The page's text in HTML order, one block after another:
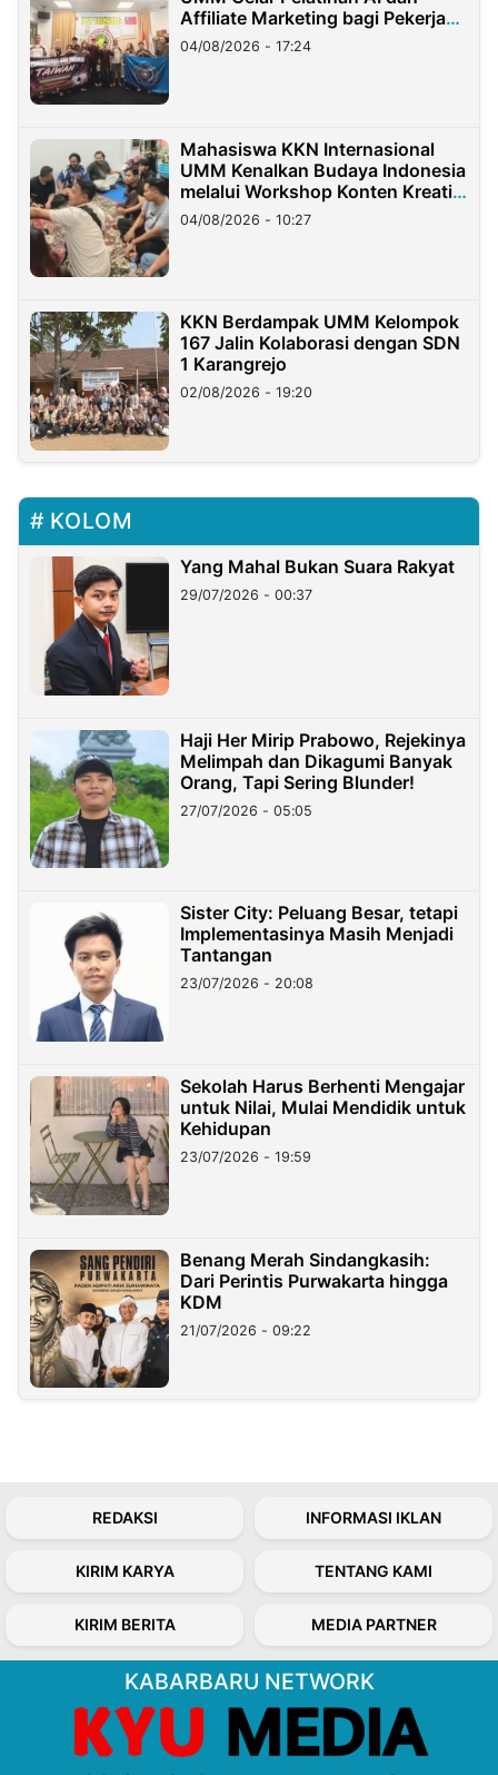
Affiliate Marketing bagi Pekerja
Migran Indonesia di Taiwan
04/08/2026 - 17:24
Mahasiswa KKN Internasional
UMM Kenalkan Budaya Indonesia
melalui Workshop Konten Kreatif
di Taiwan
04/08/2026 - 10:27
KKN Berdampak UMM Kelompok
167 Jalin Kolaborasi dengan SDN
1 Karangrejo
02/08/2026 - 19:20
KOLOM
Yang Mahal Bukan Suara Rakyat
29/07/2026 - 00:37
Haji Her Mirip Prabowo, Rejekinya
Melimpah dan Dikagumi Banyak
Orang, Tapi Sering Blunder!
27/07/2026 - 05:05
Sister City: Peluang Besar, tetapi
Implementasinya Masih Menjadi
Tantangan
23/07/2026 - 20:08
Sekolah Harus Berhenti Mengajar
untuk Nilai, Mulai Mendidik untuk
Kehidupan
23/07/2026 - 19:59
Benang Merah Sindangkasih:
Dari Perintis Purwakarta hingga
KDM
21/07/2026 - 09:22
REDAKSI INFORMASI IKLAN
KIRIM KARYA TENTANG KAMI
KIRIM BERITA MEDIA PARTNER
KABARBARU NETWORK